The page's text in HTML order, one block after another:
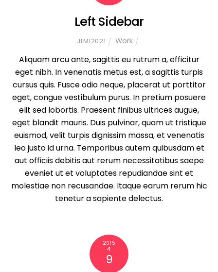
Left Sidebar
JLMI2021 Work
Aliquam arcu ante, sagittis eu rutrum a, efficitur
eget nibh. In venenatis metus est, a sagittis turpis
cursus quis. Fusce odio neque, placerat ut porttitor
eget, congue vestibulum purus. In pretium posuere
elit sed lobortis. Praesent finibus ultrices augue,
eget blandit mauris. Duis pulvinar, quam ut tristique
euismod, velit turpis dignissim massa, et venenatis
leo justo id urna. Temporibus autem quibusdam et
aut officiis debitis aut rerum necessitatibus saepe
eveniet ut et voluptates repudiandae sint et
molestiae non recusandae. Itaque earum rerum hic
tenetur a sapiente delectus.
2015
4
9